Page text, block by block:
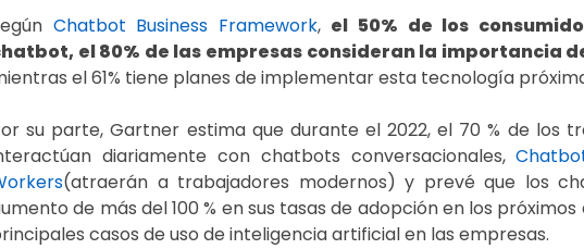
Chatbot Business Framework, el 50% de los
el 80% de las empresas consideran la importancia
el 61% tiene planes de implementar esta tecnología
su parte, Gartner estima que durante el 2022, el 70 % de los
diariamente con chatbots conversacionales,
(atraerán a trabajadores modernos) y prevé que los
de más del 100 % en sus tasas de adopción en los
casos de uso de inteligencia artificial en las empresas.